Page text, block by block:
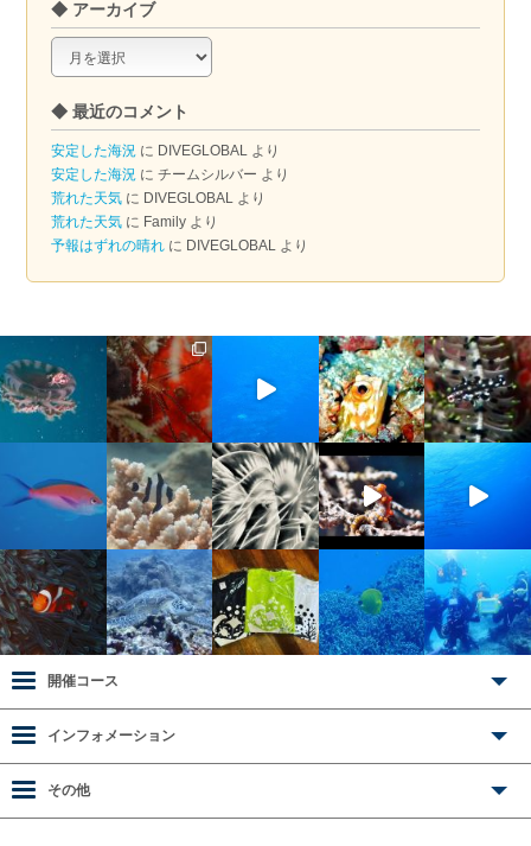
◆ アーカイブ
ア
カ
イ
ブ
◆ 最近のコメント
安定した海況 に DIVEGLOBAL より
安定した海況 にチームシルバー より
荒れた天気 に DIVEGLOBAL より
荒れた天気 に Family より
予報はずれの晴れ に DIVEGLOBAL より
開催コース
インフォメーション
その他